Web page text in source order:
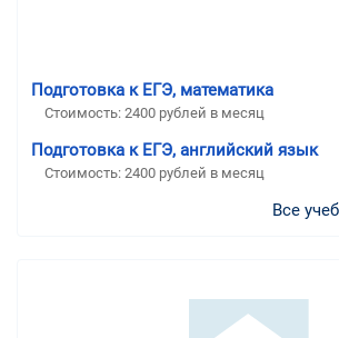
Подготовка к ЕГЭ, математика
Стоимость: 2400 рублей в месяц
Подготовка к ЕГЭ, английский язык
Стоимость: 2400 рублей в месяц
Все